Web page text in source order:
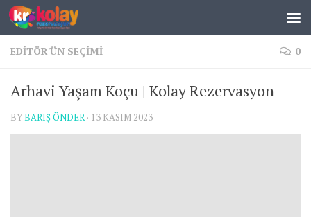
Skip to content
EDITÖR'ÜN SEÇIMI 0
Arhavi Yaşam Koçu | Kolay Rezervasyon
BYBARIŞ ÖNDER · 13 KASIM 2023